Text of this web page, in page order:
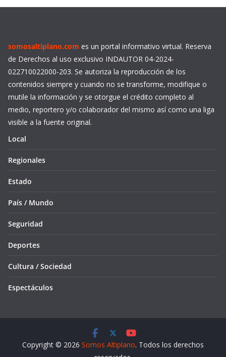
somosaltiplano.com es un portal informativo virtual. Reserva
de Derechos al uso exclusivo INDAUTOR 04-2024-
022710022000-203. Se autoriza la reproducción de los
contenidos siempre y cuando no se transforme, modifique o
mutile la información y se otorgue el crédito completo al
medio, reportero y/o colaborador del mismo así como una liga
visible a la fuente original.
Local
Regionales
Estado
País / Mundo
Seguridad
Deportes
Cultura / Sociedad
Espectáculos
Copyright © 2026 Somos Altiplano. Todos los derechos